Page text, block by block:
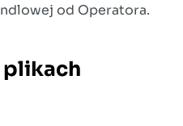
od Operatora.
plikach